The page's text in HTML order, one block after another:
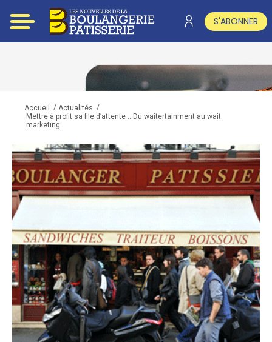
S'ABONNER
Accueil / Actualités /
Mettre à profit sa file d’attente …Du waitertainment au wait
marketing